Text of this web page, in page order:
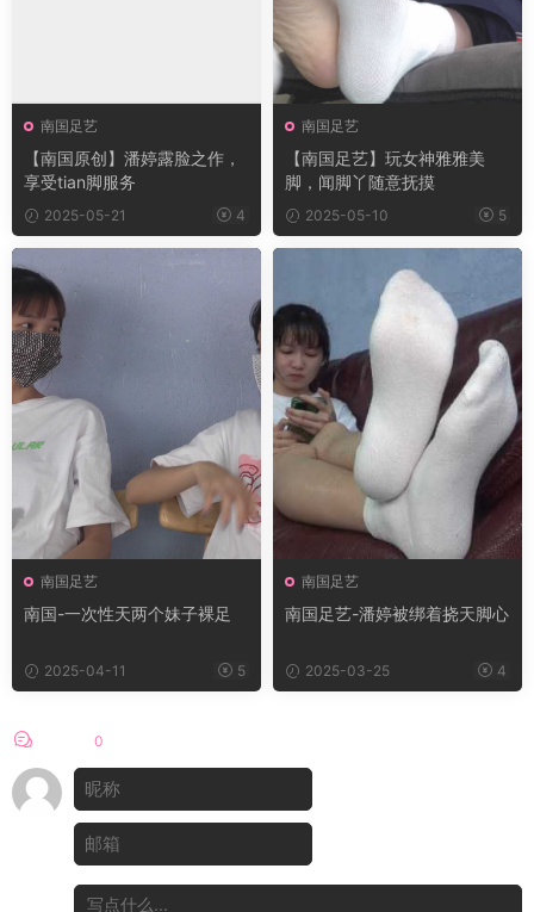
南国足艺
【南国原创】潘婷露脸之作，
享受tian脚服务
2025-05-21 4
南国足艺
【南国足艺】玩女神雅雅美
脚，闻脚丫随意抚摸
2025-05-10 5
南国足艺
南国-一次性天两个妹子裸足
2025-04-11 5
南国足艺
南国足艺-潘婷被绑着挠天脚心
2025-03-25 4
0